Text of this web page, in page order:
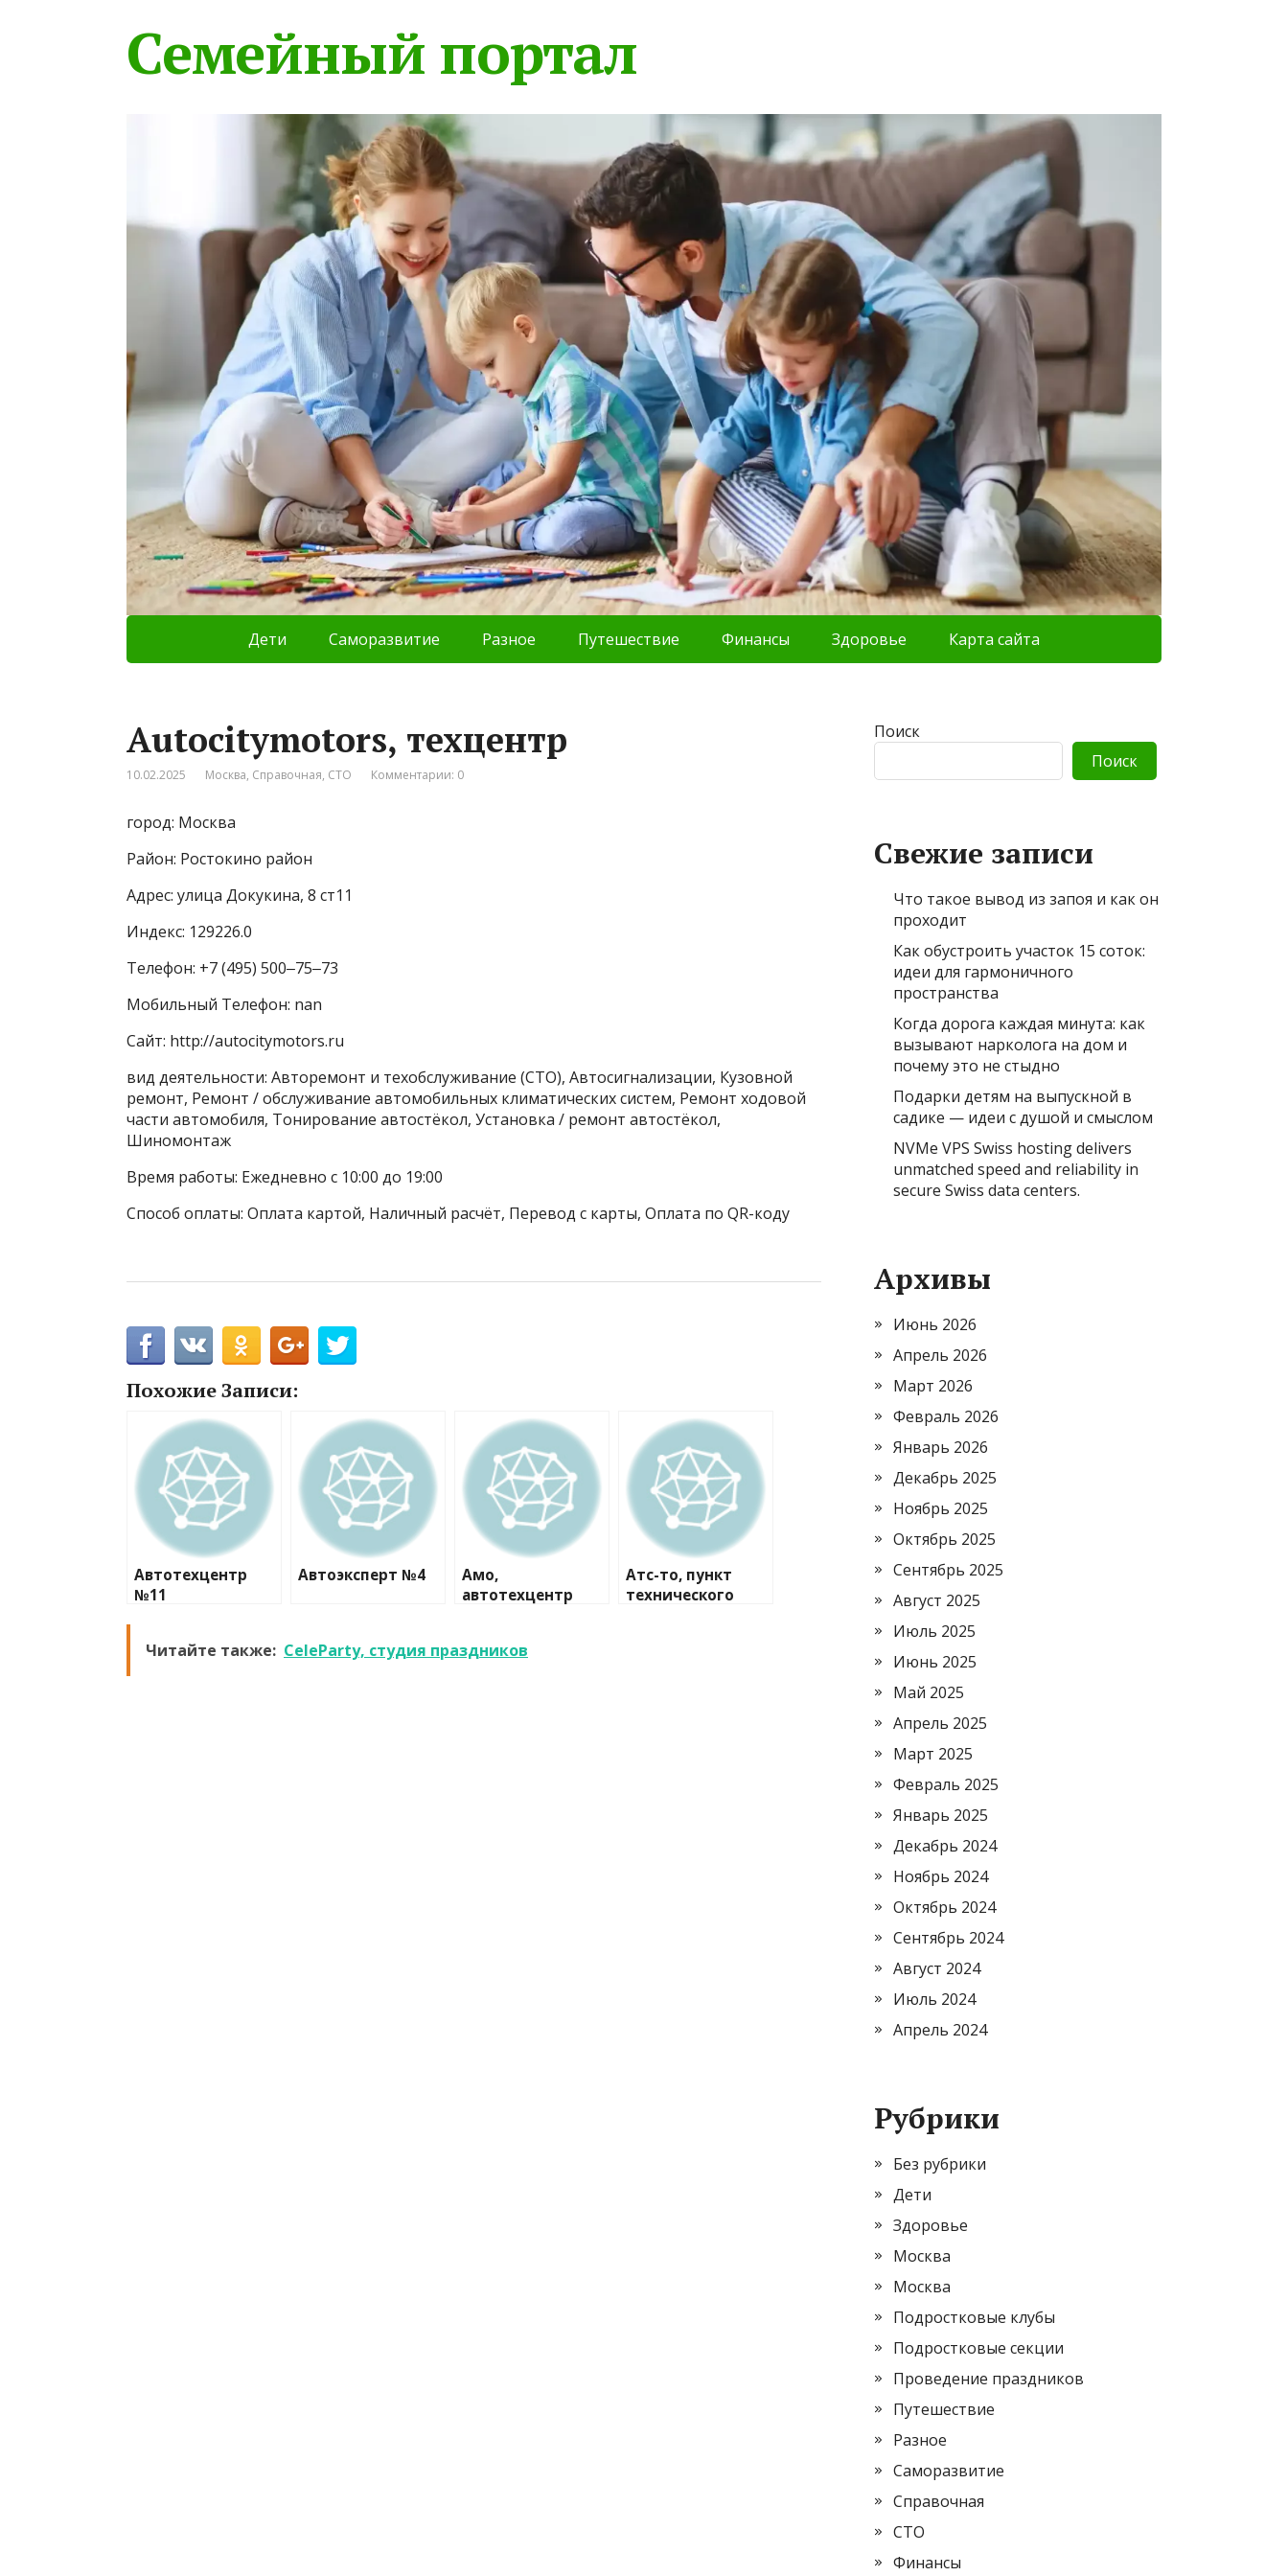
Семейный портал
Дети Саморазвитие Разное Путешествие Финансы Здоровье Карта сайта
Autocitymotors, техцентр
10.02.2025 Москва, Справочная, СТО Комментарии: 0
город: Москва
Район: Ростокино район
Адрес: улица Докукина, 8 ст11
Индекс: 129226.0
Телефон: +7 (495) 500‒75‒73
Мобильный Телефон: nan
Сайт: http://autocitymotors.ru
вид деятельности: Авторемонт и техобслуживание (СТО), Автосигнализации, Кузовной
ремонт, Ремонт / обслуживание автомобильных климатических систем, Ремонт ходовой
части автомобиля, Тонирование автостёкол, Установка / ремонт автостёкол,
Шиномонтаж
Время работы: Ежедневно с 10:00 до 19:00
Способ оплаты: Оплата картой, Наличный расчёт, Перевод с карты, Оплата по QR-коду
Похожие Записи:
Автотехцентр
№11
Автоэксперт №4
Амо,
автотехцентр
Атс-то, пункт
технического
Читайте также: CeleParty, студия праздников
Поиск
Поиск
Свежие записи
Что такое вывод из запоя и как он
проходит
Как обустроить участок 15 соток:
идеи для гармоничного
пространства
Когда дорога каждая минута: как
вызывают нарколога на дом и
почему это не стыдно
Подарки детям на выпускной в
садике — идеи с душой и смыслом
NVMe VPS Swiss hosting delivers
unmatched speed and reliability in
secure Swiss data centers.
Архивы
Июнь 2026
Апрель 2026
Март 2026
Февраль 2026
Январь 2026
Декабрь 2025
Ноябрь 2025
Октябрь 2025
Сентябрь 2025
Август 2025
Июль 2025
Июнь 2025
Май 2025
Апрель 2025
Март 2025
Февраль 2025
Январь 2025
Декабрь 2024
Ноябрь 2024
Октябрь 2024
Сентябрь 2024
Август 2024
Июль 2024
Апрель 2024
Рубрики
Без рубрики
Дети
Здоровье
Москва
Москва
Подростковые клубы
Подростковые секции
Проведение праздников
Путешествие
Разное
Саморазвитие
Справочная
СТО
Финансы